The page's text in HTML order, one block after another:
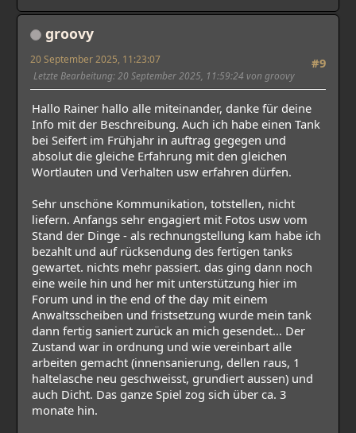
groovy
#9
20 September 2025, 11:23:07
Letzte Bearbeitung: 20 September 2025, 11:59:24 von groovy
Hallo Rainer hallo alle miteinander, danke für deine
Info mit der Beschreibung. Auch ich habe einen Tank
bei Seifert im Frühjahr in auftrag gegegen und
absolut die gleiche Erfahrung mit den gleichen
Wortlauten und Verhalten usw erfahren dürfen.
Sehr unschöne Kommunikation, totstellen, nicht
liefern. Anfangs sehr engagiert mit Fotos usw vom
Stand der Dinge - als rechnungstellung kam habe ich
bezahlt und auf rücksendung des fertigen tanks
gewartet. nichts mehr passiert. das ging dann noch
eine weile hin und her mit unterstützung hier im
Forum und in the end of the day mit einem
Anwaltsscheiben und fristsetzung wurde mein tank
dann fertig saniert zurück an mich gesendet... Der
Zustand war in ordnung und wie vereinbart alle
arbeiten gemacht (innensanierung, dellen raus, 1
haltelasche neu geschweisst, grundiert aussen) und
auch Dicht. Das ganze Spiel zog sich über ca. 3
monate hin.